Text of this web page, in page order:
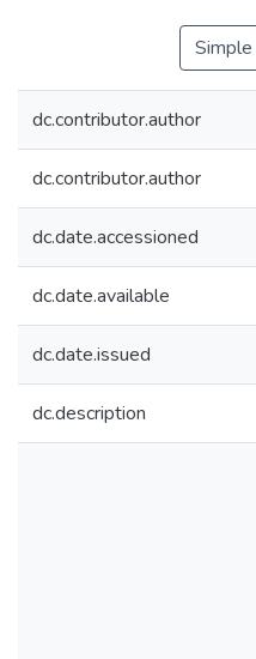
dc.contributor.author
dc.contributor.author
dc.date.accessioned
dc.date.available
dc.date.issued
dc.description